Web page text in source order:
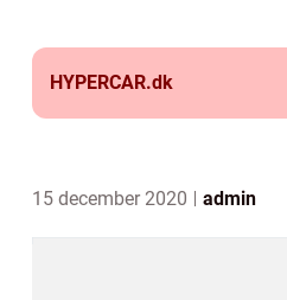
HYPERCAR.dk
15 december 2020 admin